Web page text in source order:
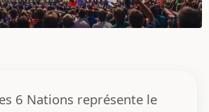
6 Nations représente le